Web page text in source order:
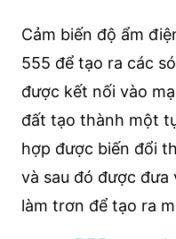
Cảm biến độ ẩm
555 để tạo ra các
được kết nối vào
đất tạo thành một
hợp được biến đổi
và sau đó được đưa
làm trơn để tạo ra